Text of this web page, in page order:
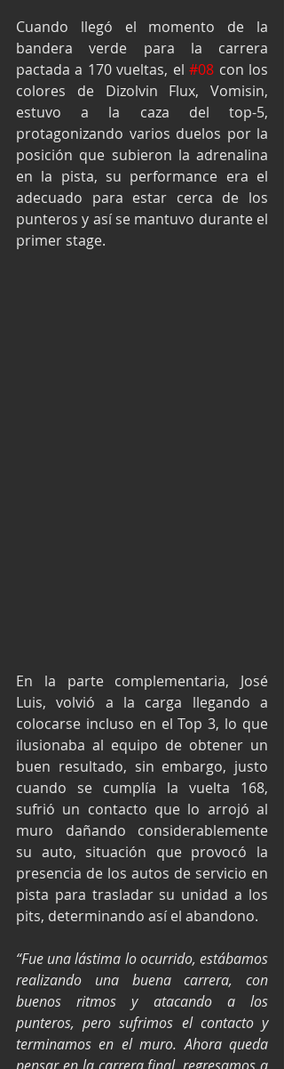
Cuando llegó el momento de la
bandera verde para la carrera
pactada a 170 vueltas, el #08 con los
colores de Dizolvin Flux, Vomisin,
estuvo a la caza del top-5,
protagonizando varios duelos por la
posición que subieron la adrenalina
en la pista, su performance era el
adecuado para estar cerca de los
punteros y así se mantuvo durante el
primer stage.
En la parte complementaria, José
Luis, volvió a la carga llegando a
colocarse incluso en el Top 3, lo que
ilusionaba al equipo de obtener un
buen resultado, sin embargo, justo
cuando se cumplía la vuelta 168,
sufrió un contacto que lo arrojó al
muro dañando considerablemente
su auto, situación que provocó la
presencia de los autos de servicio en
pista para trasladar su unidad a los
pits, determinando así el abandono.
“Fue una lástima lo ocurrido, estábamos
realizando una buena carrera, con
buenos ritmos y atacando a los
punteros, pero sufrimos el contacto y
terminamos en el muro. Ahora queda